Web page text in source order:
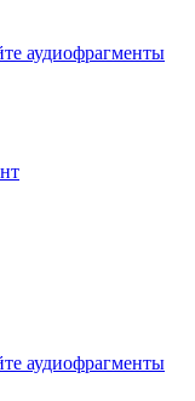
аудиофрагменты
аудиофрагменты